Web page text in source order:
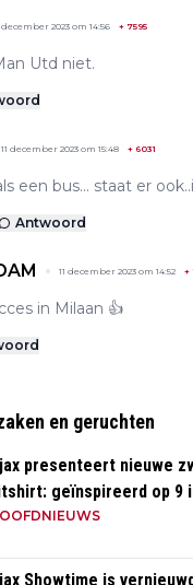
december 2023 om 14:56 + 7595
Utd niet.
11 december 2023 om 15:48 + 6031
een bus... staat er
Antwoord
11 december 2023 om 14:52 +
in Milaan 👍
en geruchten
presenteert nieuwe
geïnspireerd op 9
uit clubhistorie
Showtime is